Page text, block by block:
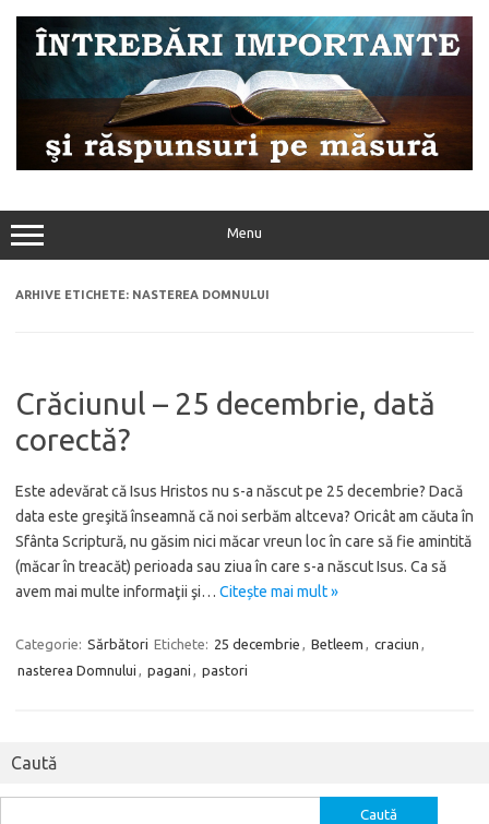
conținut
Menu
ARHIVE ETICHETE: NASTEREA DOMNULUI
Crăciunul – 25 decembrie, dată
corectă?
Este adevărat că Isus Hristos nu s-a născut pe 25 decembrie? Dacă
data este greşită înseamnă că noi serbăm altceva? Oricât am căuta în
Sfânta Scriptură, nu găsim nici măcar vreun loc în care să fie amintită
(măcar în treacăt) perioada sau ziua în care s-a născut Isus. Ca să
avem mai multe informaţii şi… Citește mai mult »
Categorie: Sărbători Etichete: 25 decembrie Betleem craciun
nasterea Domnului
pagani pastori
Caută